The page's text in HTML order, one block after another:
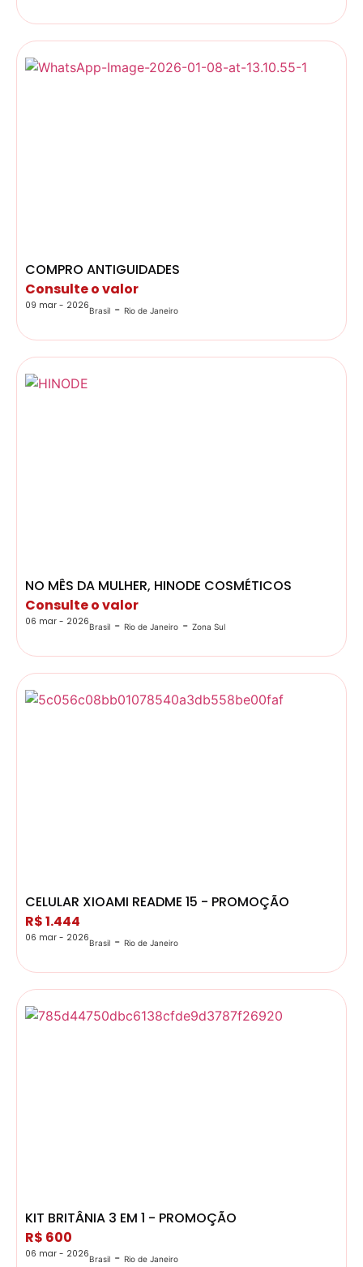
COMPRO ANTIGUIDADES
Consulte o valor
09 mar - 2026Brasil - Rio de Janeiro
NO MÊS DA MULHER, HINODE COSMÉTICOS
Consulte o valor
06 mar - 2026Brasil - Rio de Janeiro - Zona Sul
CELULAR XIOAMI README 15 - PROMOÇÃO
R$ 1.444
06 mar - 2026Brasil - Rio de Janeiro
KIT BRITÂNIA 3 EM 1 - PROMOÇÃO
R$ 600
06 mar - 2026Brasil - Rio de Janeiro